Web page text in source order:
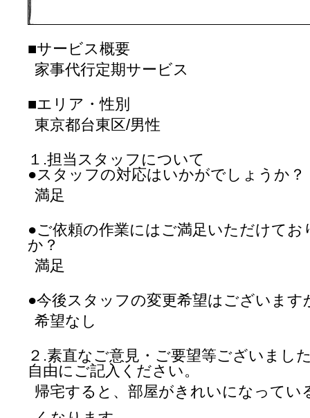
■サービス概要
家事代行定期サービス
■エリア・性別
東京都台東区/男性
１.担当スタッフについて
●スタッフの対応はいかがでしょうか？
満足
●ご依頼の作業にはご満足いただけて
か？
満足
●今後スタッフの変更希望はございます
希望なし
２.素直なご意見・ご要望等ございまし
自由にご記入ください。
帰宅すると、部屋がきれいになってい